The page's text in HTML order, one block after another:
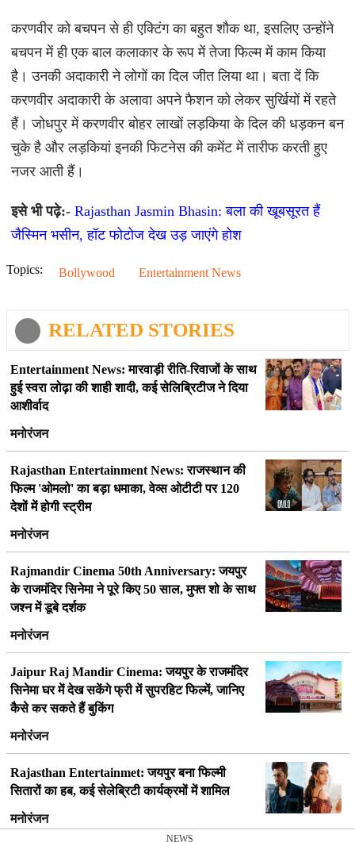
करणवीर को बचपन से ही एक्टिंग का बहुत शौक था, इसलिए उन्होंने
बचपन में ही एक बाल कलाकार के रूप में तेजा फिल्म में काम किया
है। उनकी अदाकारी ने लोगों का दिल जीत लिया था। बता दें कि
करणवीर अदाकारी के अलावा अपने फैशन को लेकर सुर्खियों में रहते
हैं। जोधपुर में करणवीर बोहर लाखों लड़किया के दिल की धड़कन बन
चुके है और लड़कियां इनकी फिटनेस की कमेंट में तारीफ करती हुए
नजर आती हैं।
इसे भी पढ़े:- Rajasthan Jasmin Bhasin: बला की खूबसूरत हैं
जैस्मिन भसीन, हॉट फोटोज देख उड़ जाएंगे होश
Topics: Bollywood Entertainment News
RELATED STORIES
Entertainment News: मारवाड़ी रीति-रिवाजों के साथ
हुई स्वरा लोढ़ा की शाही शादी, कई सेलिब्रिटीज ने दिया
आशीर्वाद
मनोरंजन
Rajasthan Entertainment News: राजस्थान की
फिल्म 'ओमलो' का बड़ा धमाका, वेव्स ओटीटी पर 120
देशों में होगी स्ट्रीम
मनोरंजन
Rajmandir Cinema 50th Anniversary: जयपुर
के राजमंदिर सिनेमा ने पूरे किए 50 साल, मुफ्त शो के साथ
जश्न में डूबे दर्शक
मनोरंजन
Jaipur Raj Mandir Cinema: जयपुर के राजमंदिर
सिनेमा घर में देख सकेंगे फ्री में सुपरहिट फिल्में, जानिए
कैसे कर सकते हैं बुकिंग
मनोरंजन
Rajasthan Entertainmet: जयपुर बना फिल्मी
सितारों का हब, कई सेलेब्रिटी कार्यक्रमों में शामिल
मनोरंजन
NEWS